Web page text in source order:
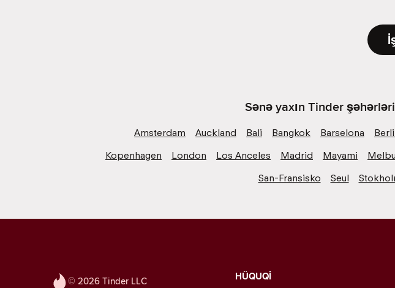
Sənə yaxın Tinder
Amsterdam Auckland Bali Bangkok Barselona
Kopenhagen
London Los Anceles Madrid Mayami
San-Fransisko
Seul
© 2026 Tinder LLC HÜQUQİ